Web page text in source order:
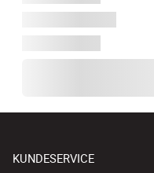
KUNDESERVICE